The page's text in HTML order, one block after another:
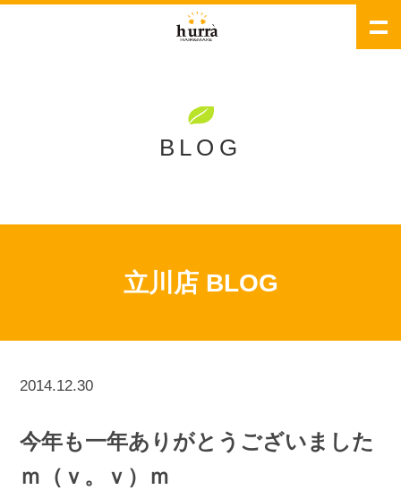
BLOG
立川店 BLOG
2014.12.30
今年も一年ありがとうございました
ｍ（ｖ。ｖ）ｍ